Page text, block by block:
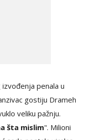
penala u
gostiju Drameh
veliku pažnju.
šta mislim". Milioni